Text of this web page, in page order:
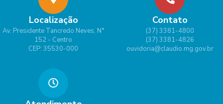
Localização
Av. Presidente Tancredo Neves, N°
152 - Centro
CEP: 35530-000
Contato
(37) 3381-4800
(37) 3381-4826
ouvidoria@claudio.mg.gov.br